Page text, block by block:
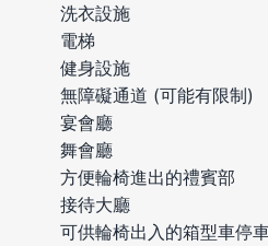
洗衣設施
電梯
健身設施
無障礙通道 (可能有限制)
宴會廳
舞會廳
方便輪椅進出的禮賓部
接待大廳
可供輪椅出入的箱型車停